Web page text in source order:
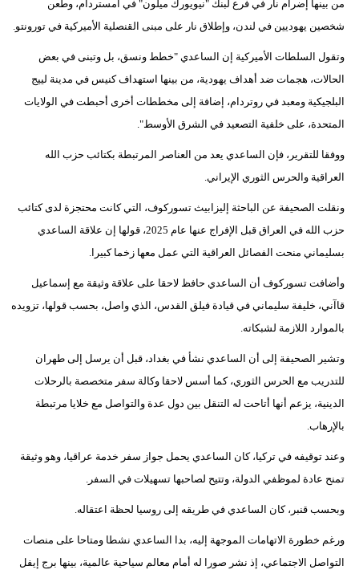
من بينها إضرام نار في فرع لبنك "نيويورك ميلون" في أمستردام، وطعن
شخصين يهوديين في لندن، وإطلاق نار على مبنى القنصلية الأميركية في تورونتو.
وتقول السلطات الأميركية إن الساعدي "خطط ونسق، بل وتبنى في بعض
الحالات، هجمات ضد أهداف يهودية، من بينها استهداف كنيس في مدينة لييج
البلجيكية ومعبد في روتردام، إضافة إلى مخططات أخرى أحبطت في الولايات
المتحدة، على خلفية التصعيد في الشرق الأوسط".
ووفقا للتقرير، فإن الساعدي يعد من العناصر المرتبطة بكتائب حزب الله
العراقية والحرس الثوري الإيراني.
ونقلت الصحيفة عن الباحثة إليزابيث تسوركوف، التي كانت محتجزة لدى كتائب
حزب الله في العراق قبل الإفراج عنها عام 2025، قولها إن علاقة الساعدي
بسليماني منحت الفصائل العراقية التي عمل معها زخما كبيرا.
وأضافت تسوركوف أن الساعدي حافظ لاحقا على علاقة وثيقة مع إسماعيل
قاآني، خليفة سليماني في قيادة فيلق القدس، الذي واصل، بحسب قولها، تزويده
بالموارد اللازمة لشبكاته.
وتشير الصحيفة إلى أن الساعدي نشأ في بغداد، قبل أن يرسل إلى طهران
للتدريب مع الحرس الثوري، كما أسس لاحقا وكالة سفر متخصصة بالرحلات
الدينية، يزعم أنها أتاحت له التنقل بين دول عدة والتواصل مع خلايا مرتبطة
بالإرهاب.
وعند توقيفه في تركيا، كان الساعدي يحمل جواز سفر خدمة عراقيا، وهو وثيقة
تمنح عادة لموظفي الدولة، وتتيح لصاحبها تسهيلات في السفر.
وبحسب قنبر، كان الساعدي في طريقه إلى روسيا لحظة اعتقاله.
ورغم خطورة الاتهامات الموجهة إليه، بدا الساعدي نشطا ومتاحا على منصات
التواصل الاجتماعي، إذ نشر صورا له أمام معالم سياحية عالمية، بينها برج إيفل